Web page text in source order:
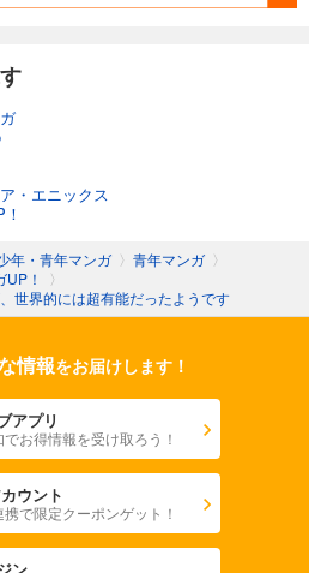
・エニックス
年・青年マンガ 〉 青年マンガ 〉
UP！
〉
世界的には超有能だったようです
情報をお届けします！
アプリ
お得情報を受け取ろう！
ウント
で限定クーポンゲット！
ン